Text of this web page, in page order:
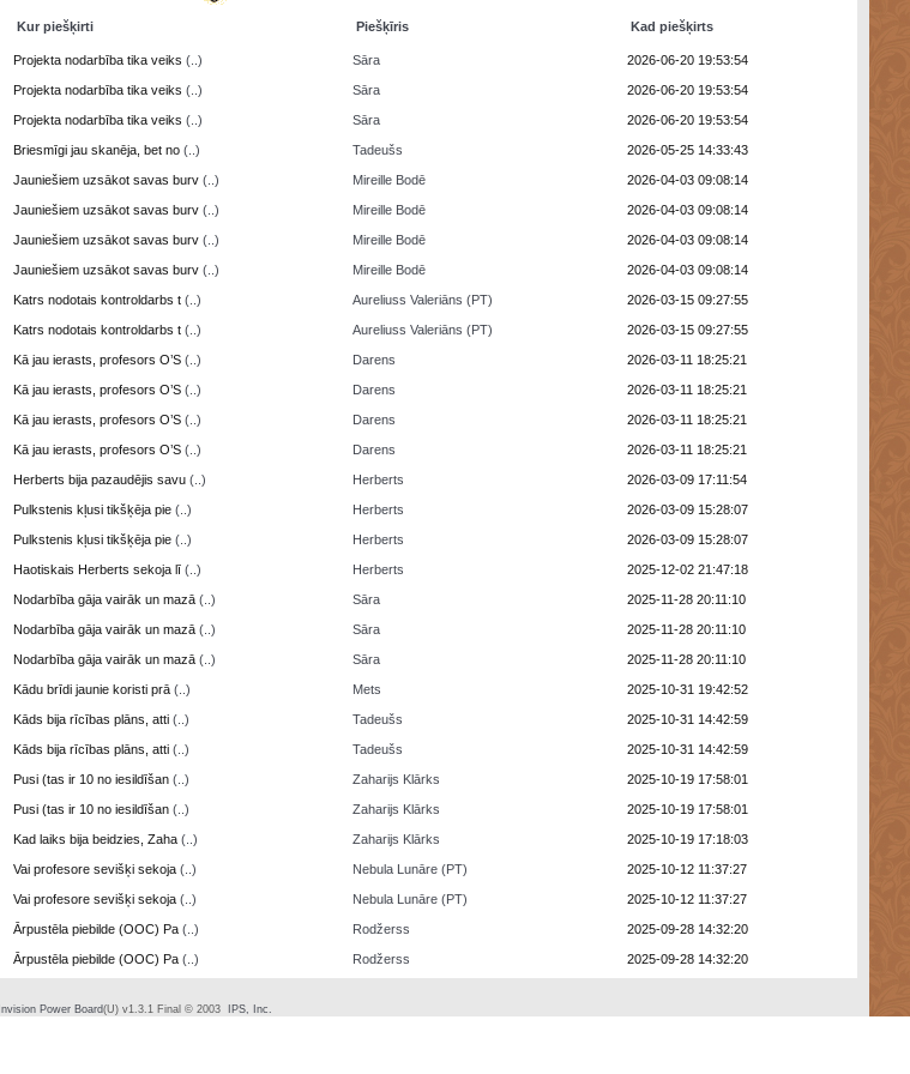
Kur piešķirti Piešķīris Kad piešķirts
Projekta nodarbība tika veiks (..) Sāra 2026-06-20 19:53:54
Projekta nodarbība tika veiks (..) Sāra 2026-06-20 19:53:54
Projekta nodarbība tika veiks (..) Sāra 2026-06-20 19:53:54
Briesmīgi jau skanēja, bet no (..) Tadeušs 2026-05-25 14:33:43
Jauniešiem uzsākot savas burv (..) Mireille Bodē 2026-04-03 09:08:14
Jauniešiem uzsākot savas burv (..) Mireille Bodē 2026-04-03 09:08:14
Jauniešiem uzsākot savas burv (..) Mireille Bodē 2026-04-03 09:08:14
Jauniešiem uzsākot savas burv (..) Mireille Bodē 2026-04-03 09:08:14
Katrs nodotais kontroldarbs t (..) Aureliuss Valeriāns (PT) 2026-03-15 09:27:55
Katrs nodotais kontroldarbs t (..) Aureliuss Valeriāns (PT) 2026-03-15 09:27:55
Kā jau ierasts, profesors O’S (..) Darens 2026-03-11 18:25:21
Kā jau ierasts, profesors O’S (..) Darens 2026-03-11 18:25:21
Kā jau ierasts, profesors O’S (..) Darens 2026-03-11 18:25:21
Kā jau ierasts, profesors O’S (..) Darens 2026-03-11 18:25:21
Herberts bija pazaudējis savu (..) Herberts 2026-03-09 17:11:54
Pulkstenis kļusi tikšķēja pie (..) Herberts 2026-03-09 15:28:07
Pulkstenis kļusi tikšķēja pie (..) Herberts 2026-03-09 15:28:07
Haotiskais Herberts sekoja lī (..) Herberts 2025-12-02 21:47:18
Nodarbība gāja vairāk un mazā (..) Sāra 2025-11-28 20:11:10
Nodarbība gāja vairāk un mazā (..) Sāra 2025-11-28 20:11:10
Nodarbība gāja vairāk un mazā (..) Sāra 2025-11-28 20:11:10
Kādu brīdi jaunie koristi prā (..) Mets 2025-10-31 19:42:52
Kāds bija rīcības plāns, atti (..) Tadeušs 2025-10-31 14:42:59
Kāds bija rīcības plāns, atti (..) Tadeušs 2025-10-31 14:42:59
Pusi (tas ir 10 no iesildīšan (..) Zaharijs Klārks 2025-10-19 17:58:01
Pusi (tas ir 10 no iesildīšan (..) Zaharijs Klārks 2025-10-19 17:58:01
Kad laiks bija beidzies, Zaha (..) Zaharijs Klārks 2025-10-19 17:18:03
Vai profesore sevišķi sekoja (..) Nebula Lunāre (PT) 2025-10-12 11:37:27
Vai profesore sevišķi sekoja (..) Nebula Lunāre (PT) 2025-10-12 11:37:27
Ārpustēla piebilde (OOC) Pa (..) Rodžerss 2025-09-28 14:32:20
Ārpustēla piebilde (OOC) Pa (..) Rodžerss 2025-09-28 14:32:20
Invision Power Board(U) v1.3.1 Final © 2003 IPS, Inc.